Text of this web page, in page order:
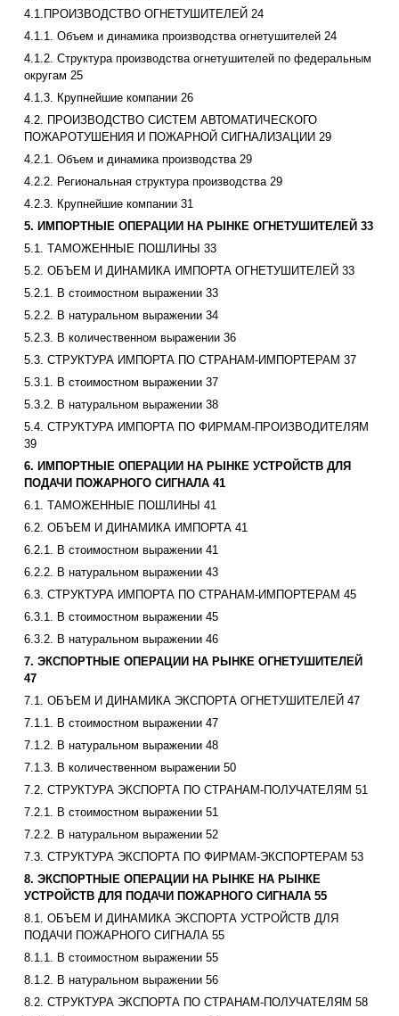
4.1.ПРОИЗВОДСТВО ОГНЕТУШИТЕЛЕЙ 24
4.1.1. Объем и динамика производства огнетушителей 24
4.1.2. Структура производства огнетушителей по федеральным
округам 25
4.1.3. Крупнейшие компании 26
4.2. ПРОИЗВОДСТВО СИСТЕМ АВТОМАТИЧЕСКОГО
ПОЖАРОТУШЕНИЯ И ПОЖАРНОЙ СИГНАЛИЗАЦИИ 29
4.2.1. Объем и динамика производства 29
4.2.2. Региональная структура производства 29
4.2.3. Крупнейшие компании 31
5. ИМПОРТНЫЕ ОПЕРАЦИИ НА РЫНКЕ ОГНЕТУШИТЕЛЕЙ 33
5.1. ТАМОЖЕННЫЕ ПОШЛИНЫ 33
5.2. ОБЪЕМ И ДИНАМИКА ИМПОРТА ОГНЕТУШИТЕЛЕЙ 33
5.2.1. В стоимостном выражении 33
5.2.2. В натуральном выражении 34
5.2.3. В количественном выражении 36
5.3. СТРУКТУРА ИМПОРТА ПО СТРАНАМ-ИМПОРТЕРАМ 37
5.3.1. В стоимостном выражении 37
5.3.2. В натуральном выражении 38
5.4. СТРУКТУРА ИМПОРТА ПО ФИРМАМ-ПРОИЗВОДИТЕЛЯМ
39
6. ИМПОРТНЫЕ ОПЕРАЦИИ НА РЫНКЕ УСТРОЙСТВ ДЛЯ
ПОДАЧИ ПОЖАРНОГО СИГНАЛА 41
6.1. ТАМОЖЕННЫЕ ПОШЛИНЫ 41
6.2. ОБЪЕМ И ДИНАМИКА ИМПОРТА 41
6.2.1. В стоимостном выражении 41
6.2.2. В натуральном выражении 43
6.3. СТРУКТУРА ИМПОРТА ПО СТРАНАМ-ИМПОРТЕРАМ 45
6.3.1. В стоимостном выражении 45
6.3.2. В натуральном выражении 46
7. ЭКСПОРТНЫЕ ОПЕРАЦИИ НА РЫНКЕ ОГНЕТУШИТЕЛЕЙ
47
7.1. ОБЪЕМ И ДИНАМИКА ЭКСПОРТА ОГНЕТУШИТЕЛЕЙ 47
7.1.1. В стоимостном выражении 47
7.1.2. В натуральном выражении 48
7.1.3. В количественном выражении 50
7.2. СТРУКТУРА ЭКСПОРТА ПО СТРАНАМ-ПОЛУЧАТЕЛЯМ 51
7.2.1. В стоимостном выражении 51
7.2.2. В натуральном выражении 52
7.3. СТРУКТУРА ЭКСПОРТА ПО ФИРМАМ-ЭКСПОРТЕРАМ 53
8. ЭКСПОРТНЫЕ ОПЕРАЦИИ НА РЫНКЕ НА РЫНКЕ
УСТРОЙСТВ ДЛЯ ПОДАЧИ ПОЖАРНОГО СИГНАЛА 55
8.1. ОБЪЕМ И ДИНАМИКА ЭКСПОРТА УСТРОЙСТВ ДЛЯ
ПОДАЧИ ПОЖАРНОГО СИГНАЛА 55
8.1.1. В стоимостном выражении 55
8.1.2. В натуральном выражении 56
8.2. СТРУКТУРА ЭКСПОРТА ПО СТРАНАМ-ПОЛУЧАТЕЛЯМ 58